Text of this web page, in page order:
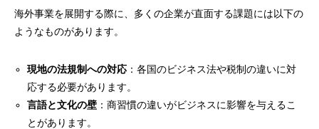
海外事業を展開する際に、多くの企業が直面する課題には以下の
ようなものがあります。
現地の法規制への対応 ：各国のビジネス法や税制の違いに対
応する必要があります。
言語と文化の壁 ：商習慣の違いがビジネスに影響を与えるこ
とがあります。